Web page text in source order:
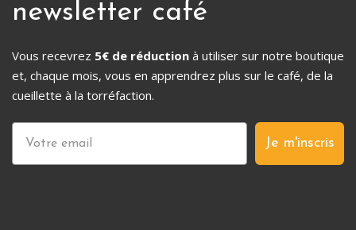
newsletter café
Vous recevrez 5€ de réduction à utiliser sur notre boutique
et, chaque mois, vous en apprendrez plus sur le café, de la
cueillette à la torréfaction.
Je m'inscris